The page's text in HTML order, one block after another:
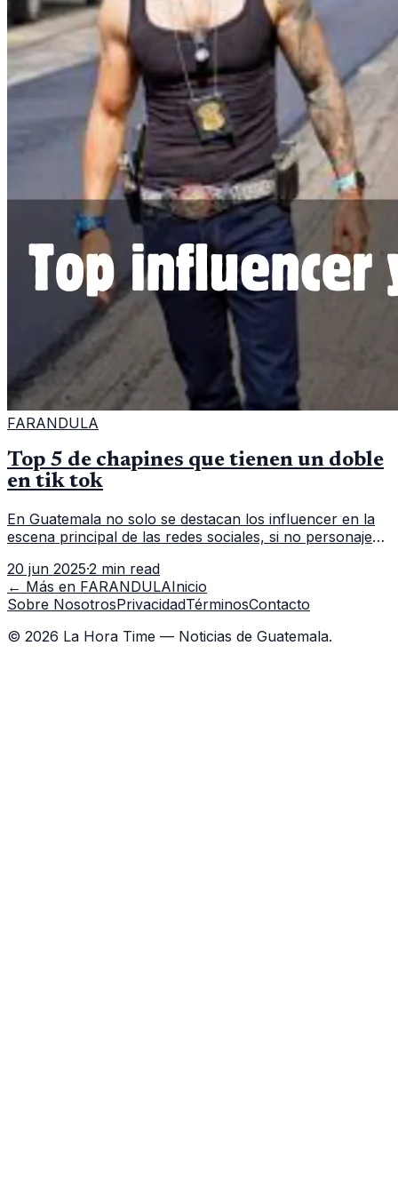
FARANDULA
Top 5 de chapines que tienen un doble
en tik tok
En Guatemala no solo se destacan los influencer en la
escena principal de las redes sociales, si no personajes
bueno o malo de c
20 jun 2025·2 min read
← Más en FARANDULAInicio
Sobre NosotrosPrivacidadTérminosContacto
© 2026 La Hora Time — Noticias de Guatemala.